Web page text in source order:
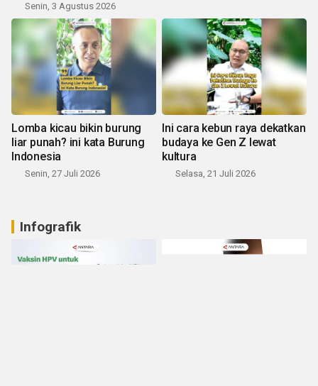
Senin, 3 Agustus 2026
Lomba kicau bikin burung
liar punah? ini kata Burung
Indonesia
Senin, 27 Juli 2026
Ini cara kebun raya dekatkan
budaya ke Gen Z lewat
kultura
Selasa, 21 Juli 2026
Infografik